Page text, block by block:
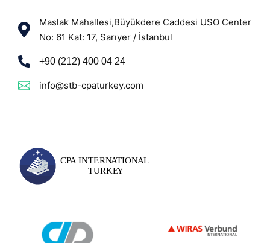
Maslak Mahallesi,Büyükdere Caddesi USO Center
No: 61 Kat: 17, Sarıyer / İstanbul
+90 (212) 400 04 24
info@stb-cpaturkey.com